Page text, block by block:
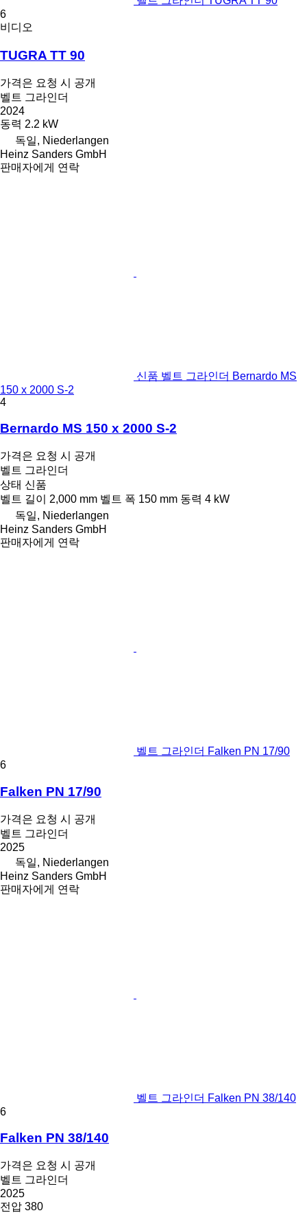
6
비디오
TUGRA TT 90
가격은 요청 시 공개
벨트 그라인더
2024
동력 2.2 kW
독일, Niederlangen
Heinz Sanders GmbH
판매자에게 연락
신품 벨트 그라인더 Bernardo MS
150 x 2000 S-2
4
Bernardo MS 150 x 2000 S-2
가격은 요청 시 공개
벨트 그라인더
상태 신품
벨트 길이
2,000 mm 벨트 폭 150 mm 동력 4 kW
독일, Niederlangen
Heinz Sanders GmbH
판매자에게 연락
벨트 그라인더 Falken PN 17/90
6
Falken PN 17/90
가격은 요청 시 공개
벨트 그라인더
2025
독일, Niederlangen
Heinz Sanders GmbH
판매자에게 연락
벨트 그라인더 Falken PN 38/140
6
Falken PN 38/140
가격은 요청 시 공개
벨트 그라인더
2025
전압 380